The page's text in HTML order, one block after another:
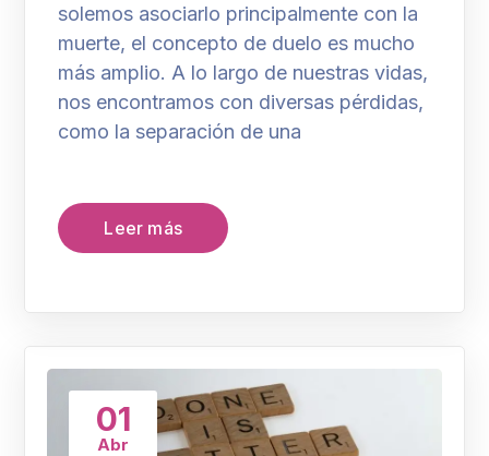
solemos asociarlo principalmente con la
muerte, el concepto de duelo es mucho
más amplio. A lo largo de nuestras vidas,
nos encontramos con diversas pérdidas,
como la separación de una
Leer más
01
Abr